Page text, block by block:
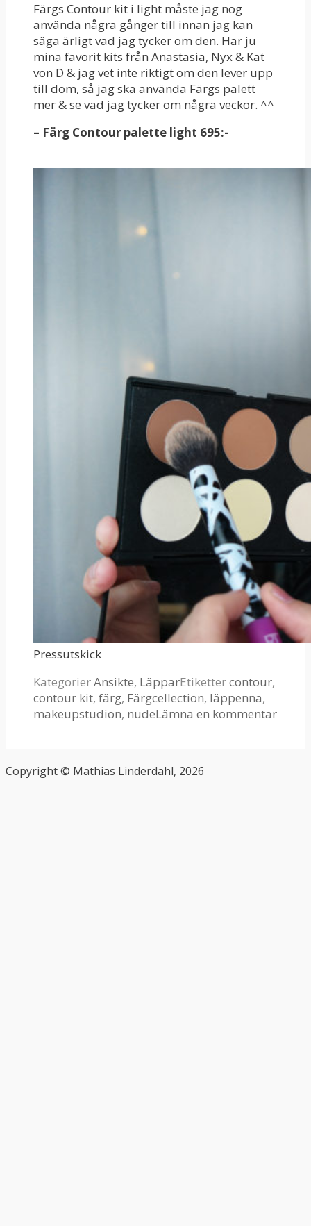
Färgs Contour kit i light måste jag nog
använda några gånger till innan jag kan
säga ärligt vad jag tycker om den. Har ju
mina favorit kits från Anastasia, Nyx & Kat
von D & jag vet inte riktigt om den lever upp
till dom, så jag ska använda Färgs palett
mer & se vad jag tycker om några veckor. ^^
– Färg Contour palette light 695:-
Pressutskick
KategorierAnsikte, LäpparEtikettercontour,
contour kit, färg, Färgcellection, läppenna,
makeupstudion, nudeLämna en kommentar
Copyright © Mathias Linderdahl, 2026